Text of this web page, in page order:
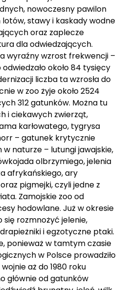
nowoczesny pawilon
stawy i kaskady wodne
oraz zaplecze
dla odwiedzających.
wyraźny wzrost frekwencji –
około 84 tysięcy
liczba ta wzrosła do
w zoo żyje około 2524
312 gatunków. Można tu
i ciekawych zwierząt,
karłowatego, tygrysa
– gatunek krytycznie
naturze – lutungi jawajskie,
olbrzymiego, jelenia
afrykańskiego, ary
pigmejki, czyli jedne z
Zamojskie zoo od
hodowlane. Już w okresie
się rozmnożyć jelenie,
i egzotyczne ptaki.
ponieważ w tamtym czasie
w Polsce prowadziło
aż do 1980 roku
głównie od gatunków